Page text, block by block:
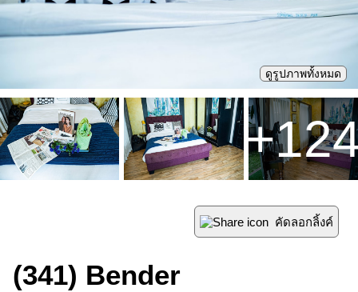
ดูรูปภาพทั้งหมด
+
(341) Bender
คัดลอกลิ้งค์